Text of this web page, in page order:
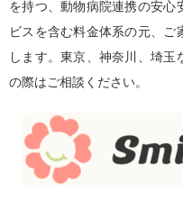
を持つ、動物病院連携の安心
ビスを含む料金体系の元、ご
します。東京、神奈川、埼玉
の際はご相談ください。